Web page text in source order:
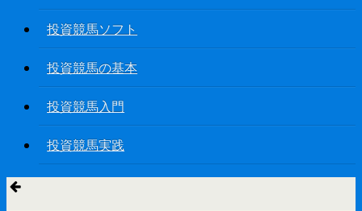
投資競馬ソフト
投資競馬の基本
投資競馬入門
投資競馬実践